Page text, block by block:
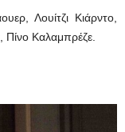
Λουίτζι Κιάρντο,
Πίνο Καλαμπρέζε.